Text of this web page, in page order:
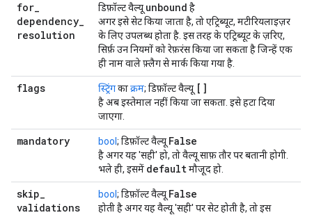
for_
dependency_
resolution
डिफ़ॉल्ट वैल्यू unbound है
अगर इसे सेट किया जाता है, तो एट्रिब्यूट, मटीरियलाइज़र
के लिए उपलब्ध होता है. इस तरह के एट्रिब्यूट के ज़रिए,
सिर्फ़ उन नियमों को रेफ़रंस किया जा सकता है जिन्हें एक
ही नाम वाले फ़्लैग से मार्क किया गया है.
flags स्ट्रिंगकाक्रम; डिफ़ॉल्ट वैल्यू []
है अब इस्तेमाल नहीं किया जा सकता. इसे हटा दिया
जाएगा.
mandatory bool ; डिफ़ॉल्ट वैल्यू False
है अगर यह 'सही' हो, तो वैल्यू साफ़ तौर पर बतानी होगी.
भले ही, इसमें defaultमौजूद हो.
skip_
validations
bool ; डिफ़ॉल्ट वैल्यू False
होती है अगर यह वैल्यू 'सही' पर सेट होती है, तो इस